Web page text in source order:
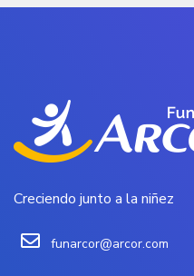
Creciendo junto a la niñez
funarcor@arcor.com